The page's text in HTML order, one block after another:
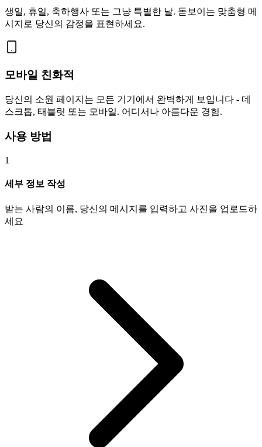
생일, 휴일, 축하행사 또는 그냥 특별한 날. 돋보이는 맞춤형 메
시지로 당신의 감정을 표현하세요.
모바일 친화적
당신의 소원 페이지는 모든 기기에서 완벽하게 보입니다 - 데
스크톱, 태블릿 또는 모바일. 어디서나 아름다운 경험.
사용 방법
1
세부 정보 작성
받는 사람의 이름, 당신의 메시지를 입력하고 사진을 업로드하
세요